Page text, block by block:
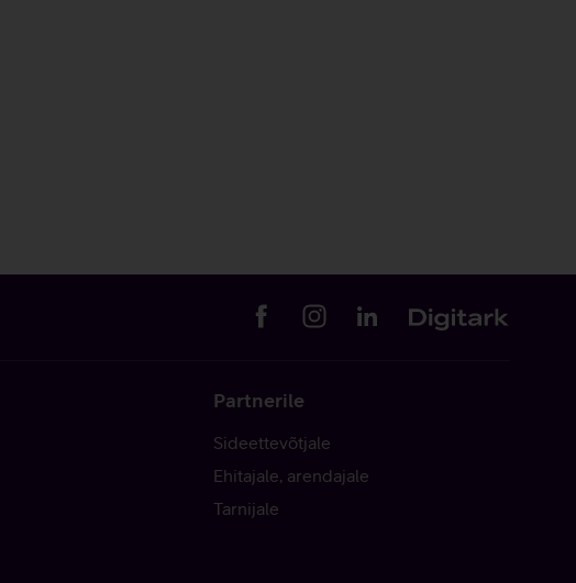
Partnerile
Sideettevõtjale
Ehitajale, arendajale
Tarnijale